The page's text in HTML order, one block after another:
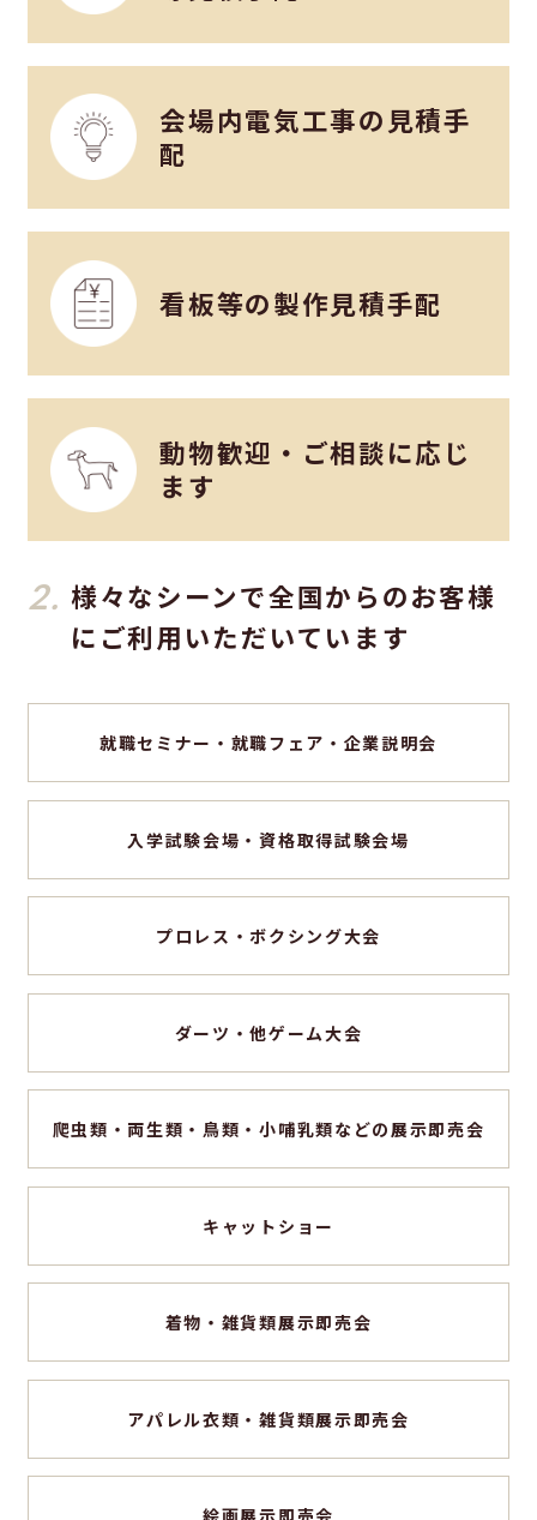
会場内電気工事の見積手
配
看板等の製作見積手配
動物歓迎・ご相談に応じ
ます
2. 様々なシーンで全国からのお客様
にご利用いただいています
就職セミナー・就職フェア・企業説明会
入学試験会場・資格取得試験会場
プロレス・ボクシング大会
ダーツ・他ゲーム大会
爬虫類・両生類・鳥類・小哺乳類などの展示即売会
キャットショー
着物・雑貨類展示即売会
アパレル衣類・雑貨類展示即売会